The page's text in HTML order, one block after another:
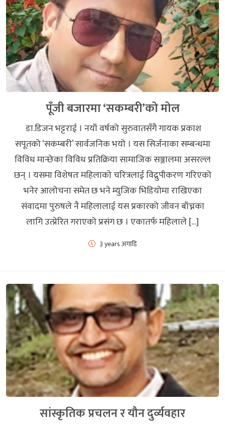
पूँजी बजारमा ‘सकम्बरी’को मोल
डा.डिजन भट्टराई । नयाँ वर्षको सुरुवातसँगै गायक प्रकाश
सपूतको ‘सकम्बरी’ सार्वजनिक भयो । यस सिर्जनाका सम्बन्धमा
विविध मान्छेका विविध प्रतिक्रिया सामाजिक सञ्जालमा असरल्ल
छन् । यसमा विशेषतः महिलाको चरित्रलाई विद्रुपीकरण गरिएको
भनेर आलोचना समेत छ भने म्युजिक भिडियोमा राखिएका
संवादमा पुरुषले नै महिलालाई यस प्रकारको जीवन बाँच्नका
लागि उत्प्रेरित गराएको प्रसंग छ । एकातर्फ महिलाले […]
३ years अगाडि
सांस्कृतिक प्रचलन र यौन दुर्व्यवहार